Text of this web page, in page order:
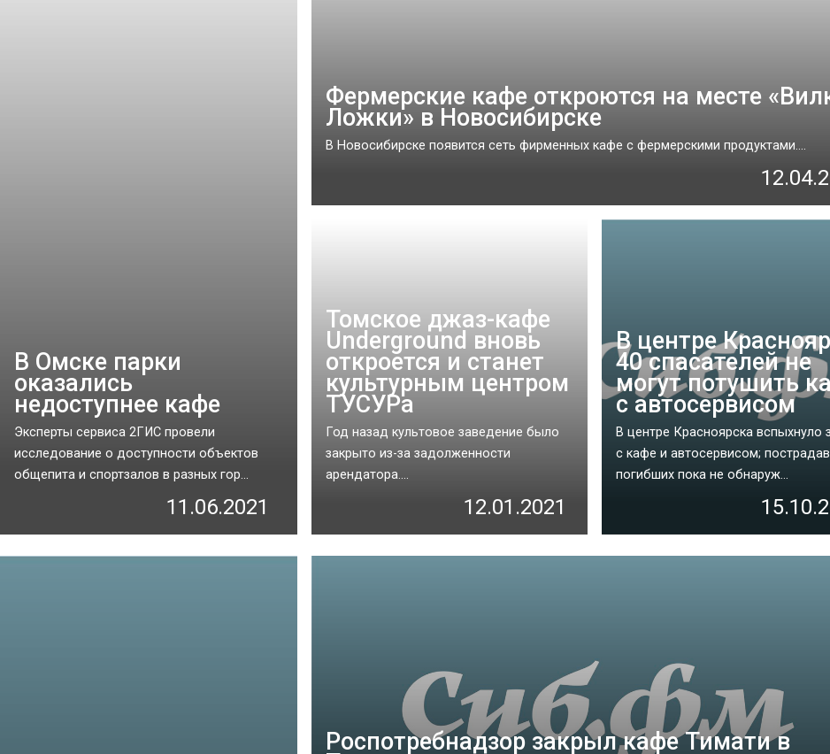
В Омске парки
оказались
недоступнее кафе
Эксперты сервиса 2ГИС провели
исследование о доступности объектов
общепита и спортзалов в разных гор...
11.06.2021
Фермерские кафе откроются на месте
Ложки» в Новосибирске
В Новосибирске появится сеть фирменных кафе с фермерскими продуктами....
Томское джаз-кафе
Underground вновь
откроется и станет
культурным центром
ТУСУРа
Год назад культовое заведение было
закрыто из-за задолженности
арендатора....
12.01.2021
В центре
40 спасателей не
могут потушить
с автосервисом
В центре Красноярска вспыхнуло
с кафе и автосервисом;
погибших пока не обнаруж...
Роспотребнадзор закрыл кафе Тимати в